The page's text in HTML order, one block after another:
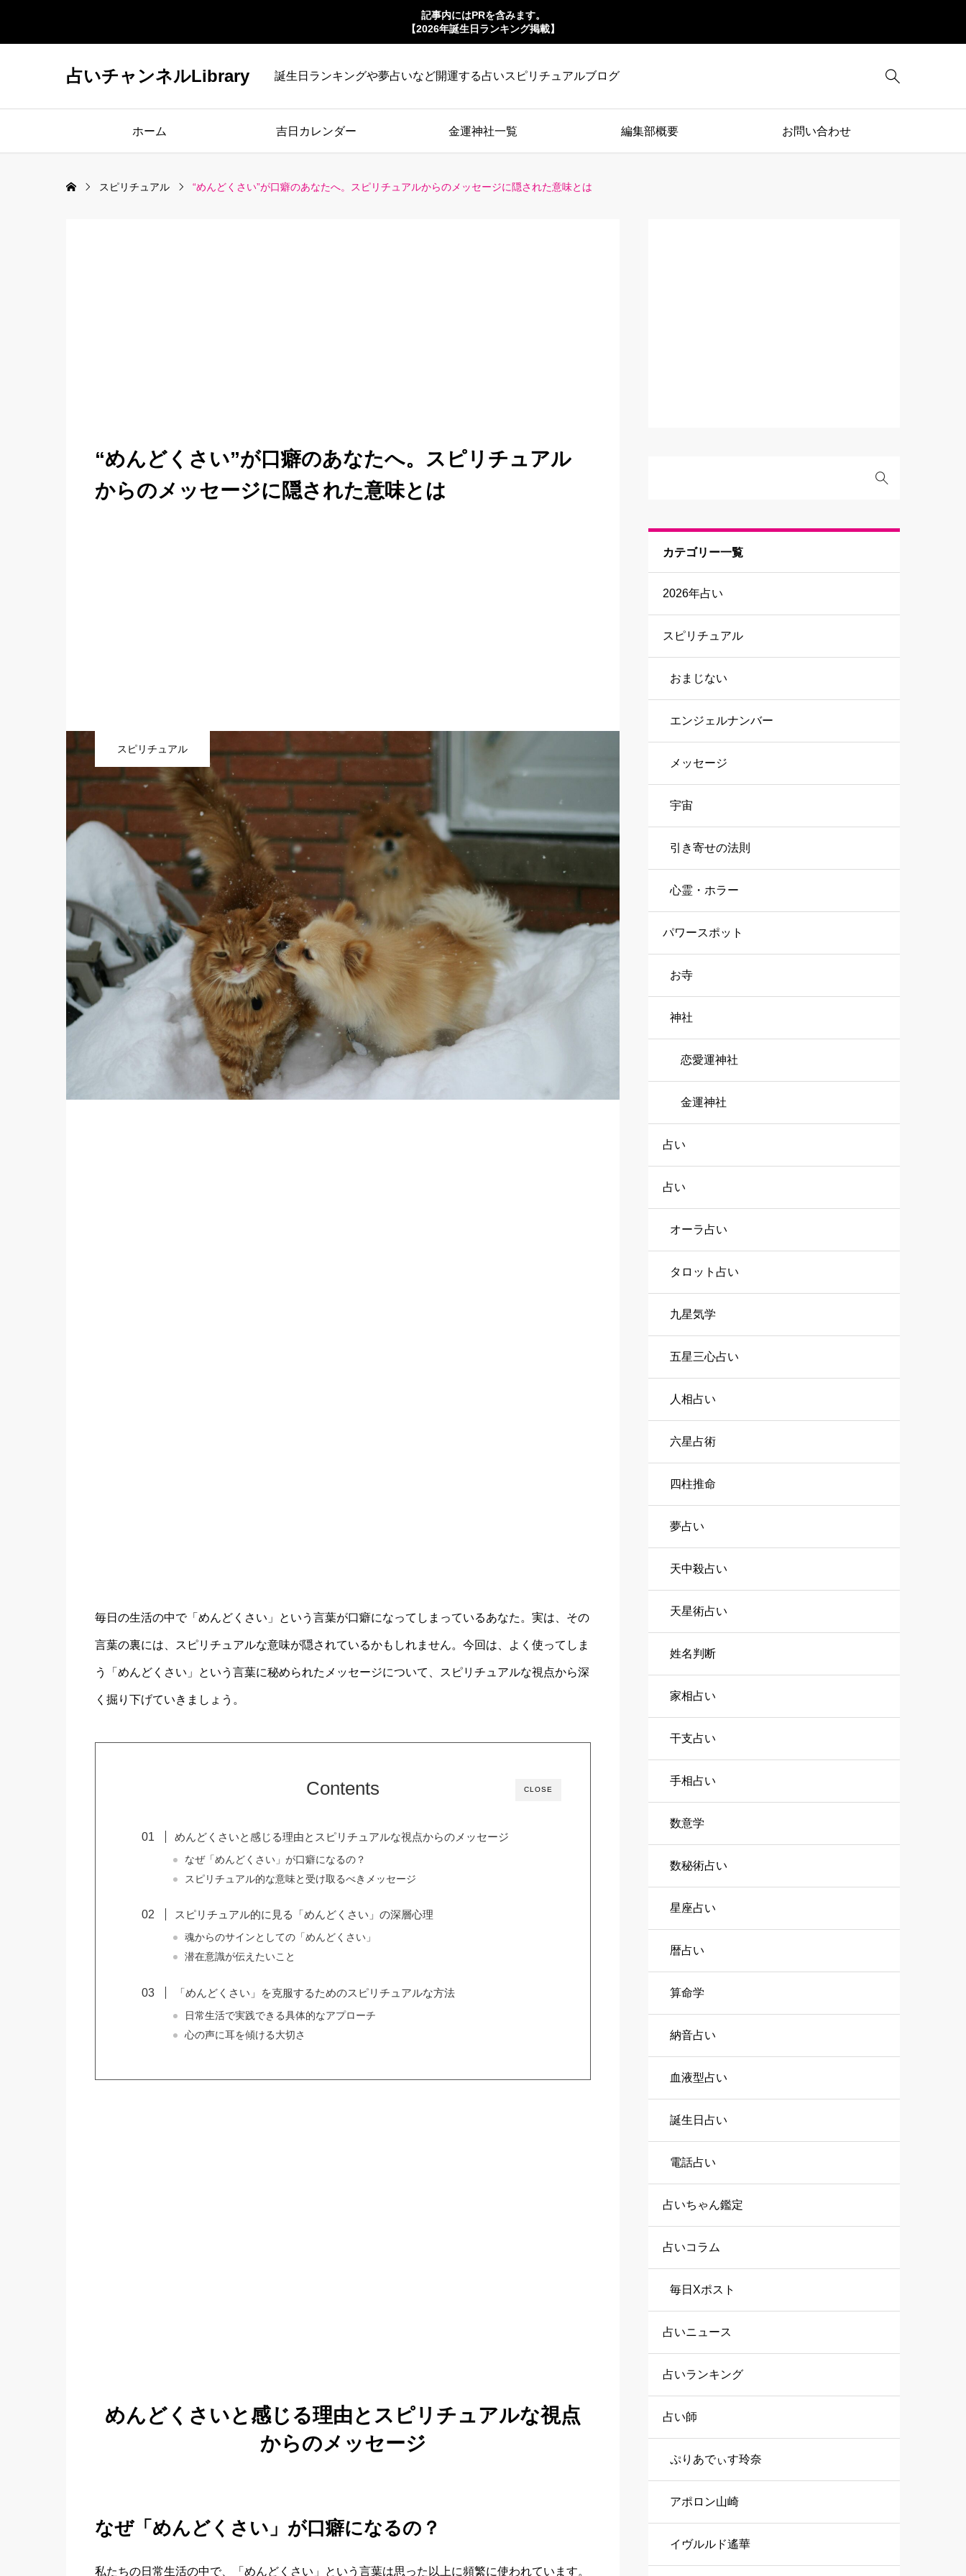
記事内にはPRを含みます。
【2026年誕生日ランキング掲載】
占いチャンネルLibrary 誕生日ランキングや夢占いなど開運する占いスピリチュアルブログ 
ホーム 吉日カレンダー 金運神社一覧 編集部概要 お問い合わせ
スピリチュアル “めんどくさい”が口癖のあなたへ。スピリチュアルからのメッセージに隠された意味とは
“めんどくさい”が口癖のあなたへ。スピリチュアル
からのメッセージに隠された意味とは
スピリチュアル
毎日の生活の中で「めんどくさい」という言葉が口癖になってしまっているあなた。実は、その
言葉の裏には、スピリチュアルな意味が隠されているかもしれません。今回は、よく使ってしま
う「めんどくさい」という言葉に秘められたメッセージについて、スピリチュアルな視点から深
く掘り下げていきましょう。
CLOSE
Contents
めんどくさいと感じる理由とスピリチュアルな視点からのメッセージ
なぜ「めんどくさい」が口癖になるの？
スピリチュアル的な意味と受け取るべきメッセージ
スピリチュアル的に見る「めんどくさい」の深層心理
魂からのサインとしての「めんどくさい」
潜在意識が伝えたいこと
「めんどくさい」を克服するためのスピリチュアルな方法
日常生活で実践できる具体的なアプローチ
心の声に耳を傾ける大切さ
めんどくさいと感じる理由とスピリチュアルな視点
からのメッセージ
なぜ「めんどくさい」が口癖になるの？
私たちの日常生活の中で、「めんどくさい」という言葉は思った以上に頻繁に使われています。
カテゴリー一覧
2026年占い
スピリチュアル
おまじない
エンジェルナンバー
メッセージ
宇宙
引き寄せの法則
心霊・ホラー
パワースポット
お寺
神社
恋愛運神社
金運神社
占い
占い
オーラ占い
タロット占い
九星気学
五星三心占い
人相占い
六星占術
四柱推命
夢占い
天中殺占い
天星術占い
姓名判断
家相占い
干支占い
手相占い
数意学
数秘術占い
星座占い
暦占い
算命学
納音占い
血液型占い
誕生日占い
電話占い
占いちゃん鑑定
占いコラム
毎日Xポスト
占いニュース
占いランキング
占い師
ぷりあでぃす玲奈
アポロン山崎
イヴルルド遙華